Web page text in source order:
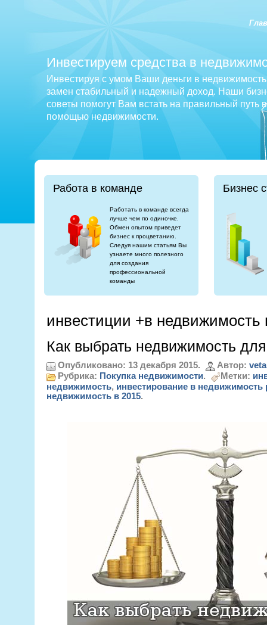
Инвестируем средства в
Инвестируя с умом Ваши деньги в
замен стабильный и надежный доход. Наши
советы помогут Вам встать на правильный путь
помощью недвижимости.
Работа в команде
Работать в команде всегда
лучше чем по одиночке.
Обмен опытом приведет
бизнес к процветанию.
Следуя нашим статьям Вы
узнаете много полезного
для создания
профессиональной
команды
Бизнес
инвестиции +в недвижимость
Как выбрать недвижимость
Опубликовано: 13 декабря 2015. Автор:
Рубрика: Покупка недвижимости. Метки:
недвижимость, инвестирование в недвижимость
недвижимость в 2015.